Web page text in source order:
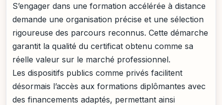
S’engager dans une formation accélérée à distance
demande une organisation précise et une sélection
rigoureuse des parcours reconnus. Cette démarche
garantit la qualité du certificat obtenu comme sa
réelle valeur sur le marché professionnel.
Les dispositifs publics comme privés facilitent
désormais l’accès aux formations diplômantes avec
des financements adaptés, permettant ainsi